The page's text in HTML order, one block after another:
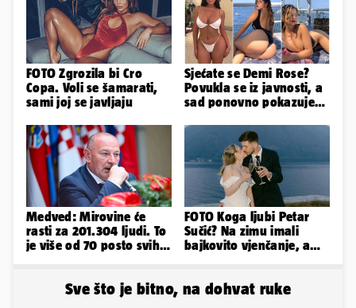
FOTO Zgrozila bi Cro
Copa. Voli se šamarati,
sami joj se javljaju
Sjećate se Demi Rose?
Povukla se iz javnosti, a
sad ponovno pokazuje
Medved: Mirovine će
rasti za 201.304 ljudi. To
je više od 70 posto svih
FOTO Koga ljubi Petar
Sučić? Na zimu imali
bajkovito vjenčanje, a
Sve što je bitno, na dohvat ruke